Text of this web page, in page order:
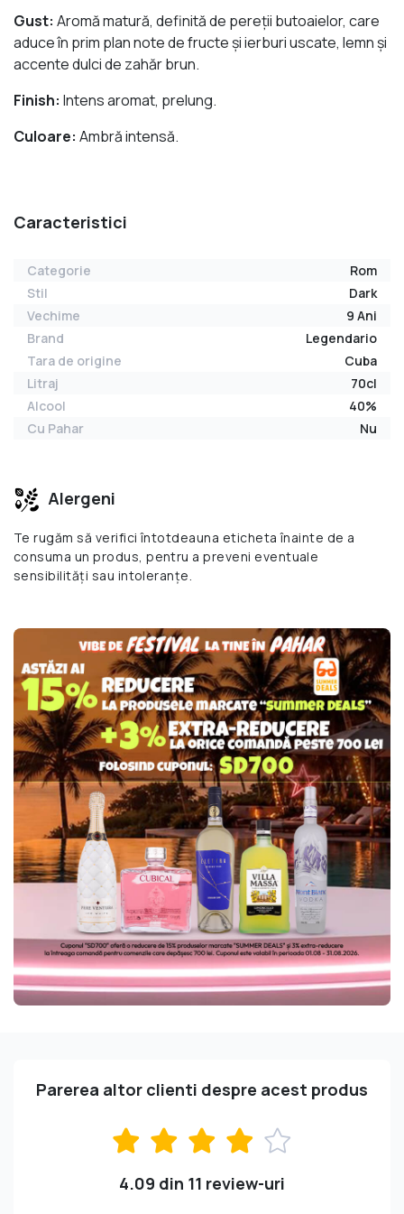
Gust: Aromă matură, definită de pereţii butoaielor, care
aduce în prim plan note de fructe şi ierburi uscate, lemn şi
accente dulci de zahăr brun.
Finish: Intens aromat, prelung.
Culoare: Ambră intensă.
Caracteristici
Categorie
Rom
Stil
Dark
Vechime
9 Ani
Brand
Legendario
Tara de origine
Cuba
Litraj
70cl
Alcool
40%
Cu Pahar
Nu
Alergeni
Te rugăm să verifici întotdeauna eticheta înainte de a
consuma un produs, pentru a preveni eventuale
sensibilități sau intoleranțe.
Parerea altor clienti despre acest produs
4.09 din 11 review-uri